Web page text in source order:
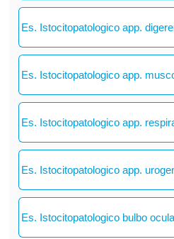
Es. Istocitopatologico app.
Es. Istocitopatologico app.
Es. Istocitopatologico app.
Es. Istocitopatologico app.
Es. Istocitopatologico bulbo